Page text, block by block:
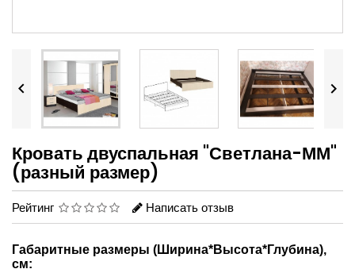
 
Кровать двуспальная "Светлана-ММ"
(разный размер)
Рейтинг Написать отзыв
Габаритные размеры (Ширина*Высота*Глубина),
см: